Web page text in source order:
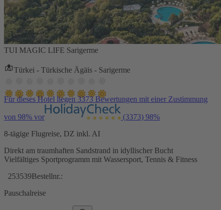
TUI MAGIC LIFE Sarigerme
Türkei - Türkische Ägäis - Sarigerme
Für dieses Hotel liegen 3373 Bewertungen mit einer Zustimmung
von 98% vor (3373) 98%
8-tägige Flugreise, DZ inkl. AI
Direkt am traumhaften Sandstrand in idyllischer Bucht
Vielfältiges Sportprogramm mit Wassersport, Tennis & Fitness
253539Bestellnr.:
Pauschalreise